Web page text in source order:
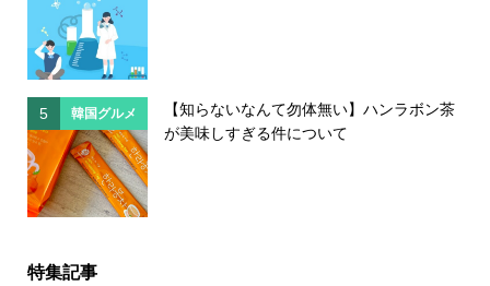
ド
5 韓国グルメ
【知らないなんて勿体無い】ハンラボン茶
が美味しすぎる件について
特集記事